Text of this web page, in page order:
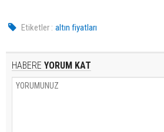
Etiketler : altın fiyatları
HABERE YORUM KAT